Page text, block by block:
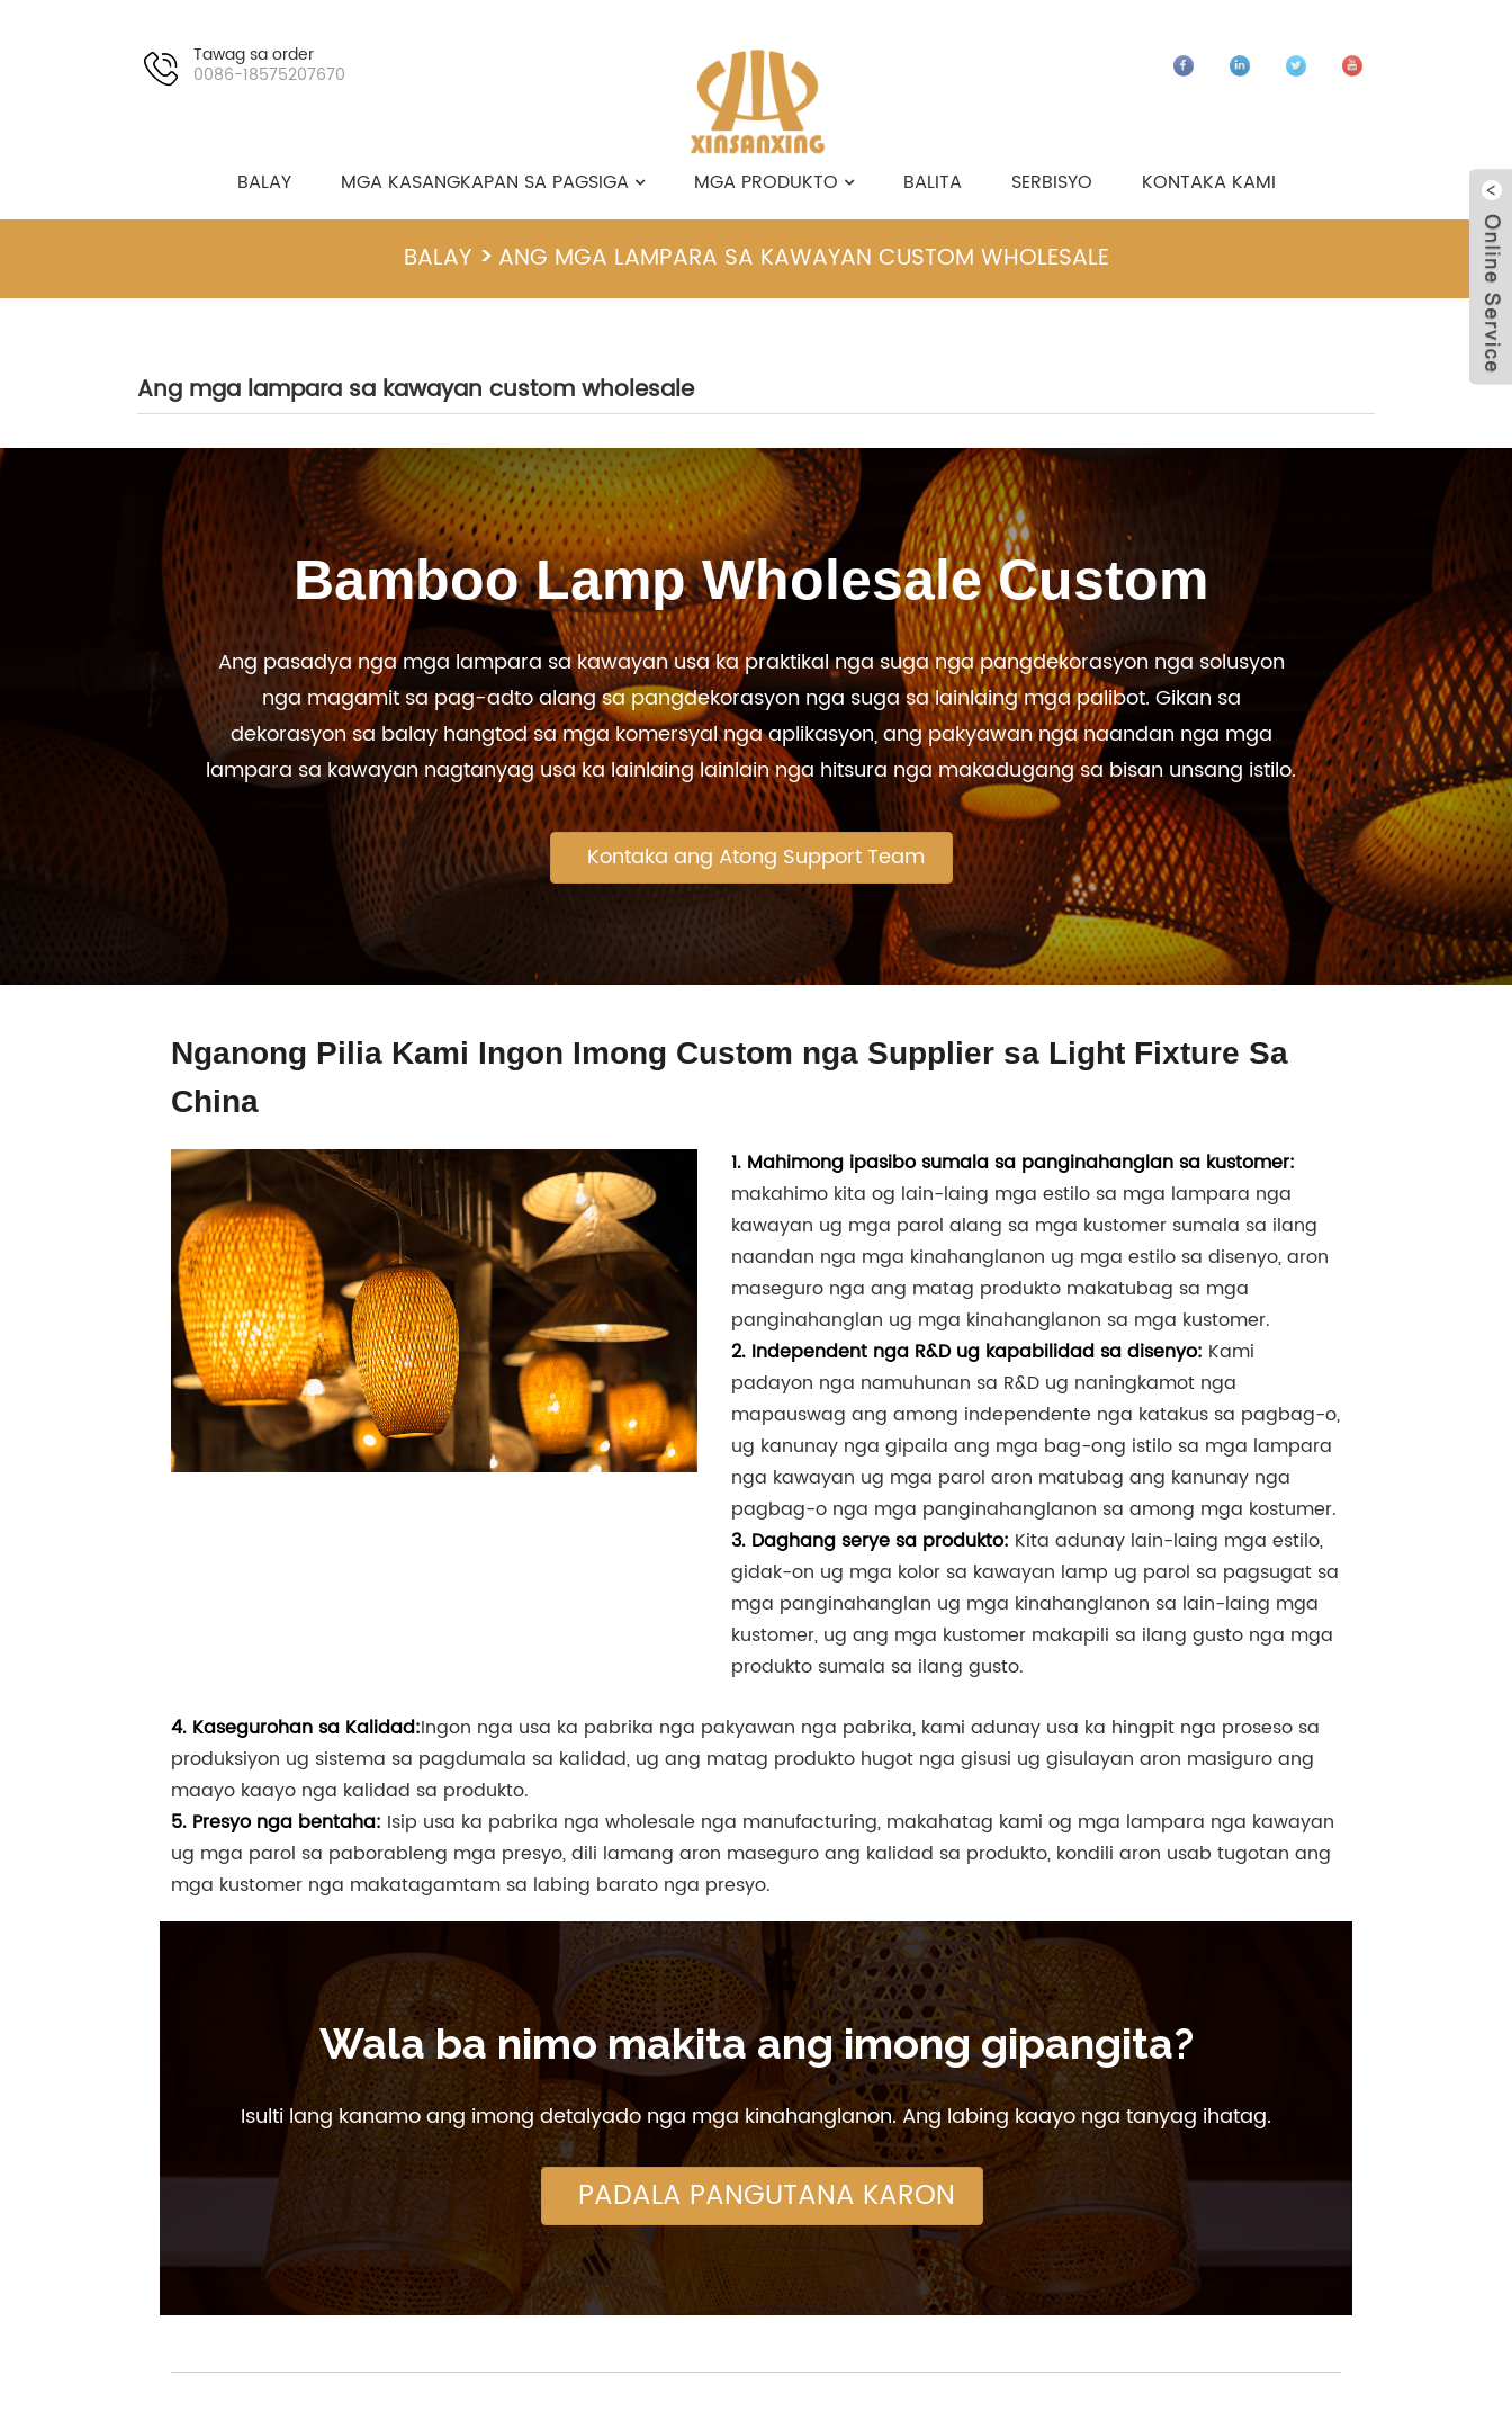
Tawag sa order
0086-18575207670
BALAY MGA KASANGKAPAN SA PAGSIGA MGA PRODUKTO BALITA SERBISYO KONTAKA KAMI
MAHITUNGOD KANATO
BALAY ANG MGA LAMPARA SA KAWAYAN CUSTOM WHOLESALE
Ang mga lampara sa kawayan custom wholesale
Bamboo Lamp Wholesale Custom
Ang pasadya nga mga lampara sa kawayan usa ka praktikal nga suga nga pangdekorasyon nga solusyon
nga magamit sa pag-adto alang sa pangdekorasyon nga suga sa lainlaing mga palibot. Gikan sa
dekorasyon sa balay hangtod sa mga komersyal nga aplikasyon, ang pakyawan nga naandan nga mga
lampara sa kawayan nagtanyag usa ka lainlaing lainlain nga hitsura nga makadugang sa bisan unsang istilo.
Kontaka ang Atong Support Team
Nganong Pilia Kami Ingon Imong Custom nga Supplier sa Light Fixture Sa
China
1. Mahimong ipasibo sumala sa panginahanglan sa kustomer:
makahimo kita og lain-laing mga estilo sa mga lampara nga
kawayan ug mga parol alang sa mga kustomer sumala sa ilang
naandan nga mga kinahanglanon ug mga estilo sa disenyo, aron
maseguro nga ang matag produkto makatubag sa mga
panginahanglan ug mga kinahanglanon sa mga kustomer.
2. Independent nga R&D ug kapabilidad sa disenyo: Kami
padayon nga namuhunan sa R&D ug naningkamot nga
mapauswag ang among independente nga katakus sa pagbag-o,
ug kanunay nga gipaila ang mga bag-ong istilo sa mga lampara
nga kawayan ug mga parol aron matubag ang kanunay nga
pagbag-o nga mga panginahanglanon sa among mga kostumer.
3. Daghang serye sa produkto: Kita adunay lain-laing mga estilo,
gidak-on ug mga kolor sa kawayan lamp ug parol sa pagsugat sa
mga panginahanglan ug mga kinahanglanon sa lain-laing mga
kustomer, ug ang mga kustomer makapili sa ilang gusto nga mga
produkto sumala sa ilang gusto.
4. Kasegurohan sa Kalidad:Ingon nga usa ka pabrika nga pakyawan nga pabrika, kami adunay usa ka hingpit nga proseso sa
produksiyon ug sistema sa pagdumala sa kalidad, ug ang matag produkto hugot nga gisusi ug gisulayan aron masiguro ang
maayo kaayo nga kalidad sa produkto.
5. Presyo nga bentaha: Isip usa ka pabrika nga wholesale nga manufacturing, makahatag kami og mga lampara nga kawayan
ug mga parol sa paborableng mga presyo, dili lamang aron maseguro ang kalidad sa produkto, kondili aron usab tugotan ang
mga kustomer nga makatagamtam sa labing barato nga presyo.
Wala ba nimo makita ang imong gipangita?
Isulti lang kanamo ang imong detalyado nga mga kinahanglanon. Ang labing kaayo nga tanyag ihatag.
PADALA PANGUTANA KARON